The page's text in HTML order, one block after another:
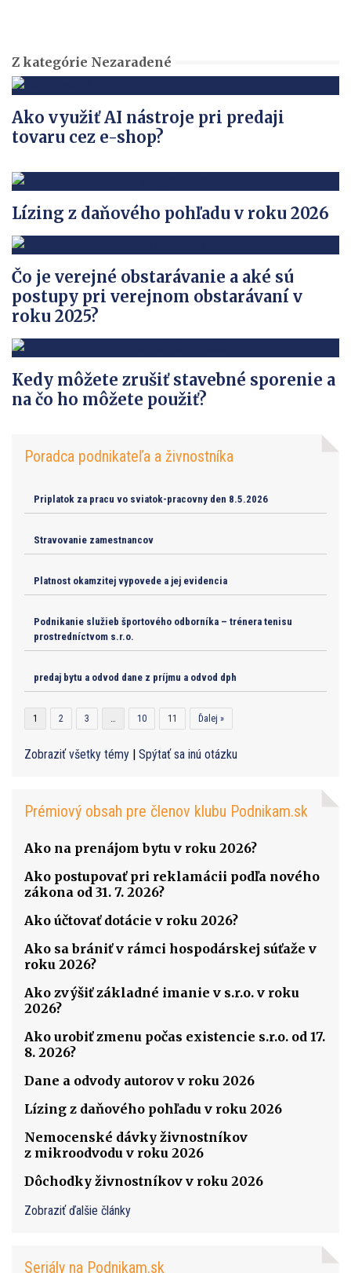
Z kategórie Nezaradené
Ako využiť AI nástroje pri predaji
tovaru cez e-shop?
Lízing z daňového pohľadu v roku 2026
Čo je verejné obstarávanie a aké sú
postupy pri verejnom obstarávaní v
roku 2025?
Kedy môžete zrušiť stavebné sporenie a
na čo ho môžete použiť?
Poradca podnikateľa a živnostníka
Priplatok za pracu vo sviatok-pracovny den 8.5.2026
Stravovanie zamestnancov
Platnost okamzitej vypovede a jej evidencia
Podnikanie služieb športového odborníka – trénera tenisu
prostredníctvom s.r.o.
predaj bytu a odvod dane z príjmu a odvod dph
1 2 3 … 10 11 Ďalej »
Zobraziť všetky témy | Spýtať sa inú otázku
Prémiový obsah pre členov klubu Podnikam.sk
Ako na prenájom bytu v roku 2026?
Ako postupovať pri reklamácii podľa nového
zákona od 31. 7. 2026?
Ako účtovať dotácie v roku 2026?
Ako sa brániť v rámci hospodárskej súťaže v
roku 2026?
Ako zvýšiť základné imanie v s.r.o. v roku
2026?
Ako urobiť zmenu počas existencie s.r.o. od 17.
8. 2026?
Dane a odvody autorov v roku 2026
Lízing z daňového pohľadu v roku 2026
Nemocenské dávky živnostníkov
z mikroodvodu v roku 2026
Dôchodky živnostníkov v roku 2026
Zobraziť ďalšie články
Seriály na Podnikam.sk